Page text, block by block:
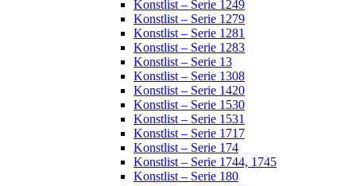
Konstlist – Serie 1249
Konstlist – Serie 1279
Konstlist – Serie 1281
Konstlist – Serie 1283
Konstlist – Serie 13
Konstlist – Serie 1308
Konstlist – Serie 1420
Konstlist – Serie 1530
Konstlist – Serie 1531
Konstlist – Serie 1717
Konstlist – Serie 174
Konstlist – Serie 1744, 1745
Konstlist – Serie 180